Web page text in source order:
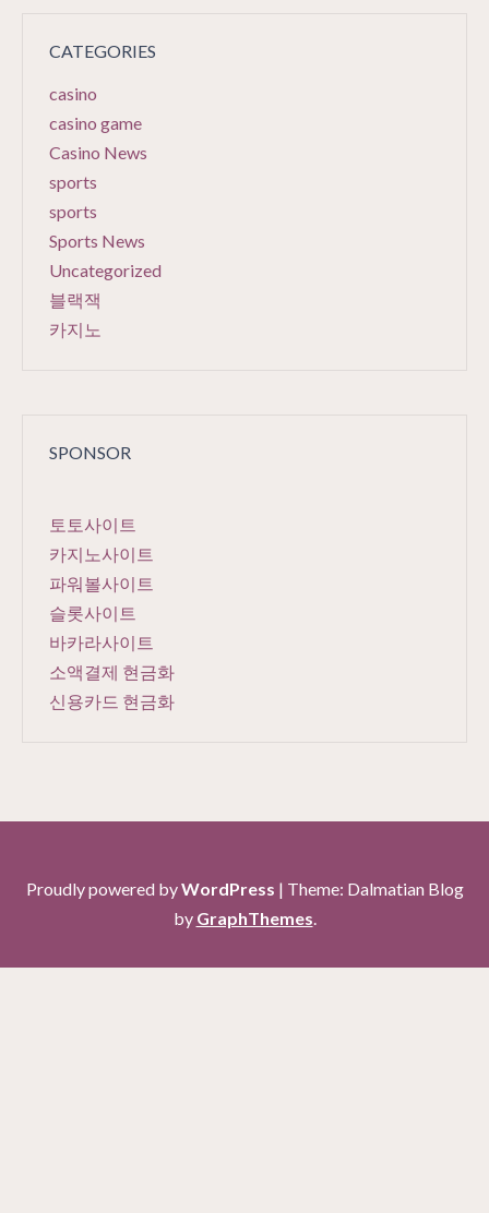
CATEGORIES
casino
casino game
Casino News
sports
sports
Sports News
Uncategorized
블랙잭
카지노
SPONSOR
토토사이트
카지노사이트
파워볼사이트
슬롯사이트
바카라사이트
소액결제 현금화
신용카드 현금화
Proudly powered byWordPress | Theme: Dalmatian Blog
by GraphThemes.